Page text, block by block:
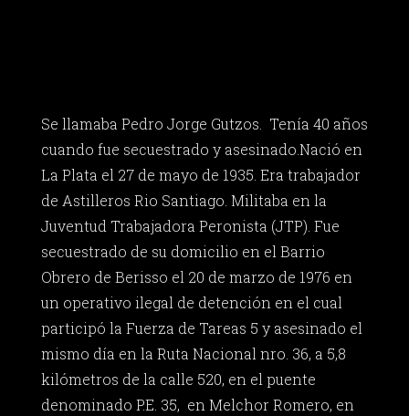
Se llamaba Pedro Jorge Gutzos. Tenía 40 años
cuando fue secuestrado y asesinado.Nació en
La Plata el 27 de mayo de 1935. Era trabajador
de Astilleros Rio Santiago. Militaba en la
Juventud Trabajadora Peronista (JTP). Fue
secuestrado de su domicilio en el Barrio
Obrero de Berisso el 20 de marzo de 1976 en
un operativo ilegal de detención en el cual
participó la Fuerza de Tareas 5 y asesinado el
mismo día en la Ruta Nacional nro. 36, a 5,8
kilómetros de la calle 520, en el puente
denominado P.E. 35, en Melchor Romero, en